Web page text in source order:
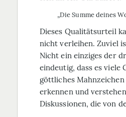
„Die Summe deines
Dieses Qualitätsurteil
nicht verleihen. Zuviel
Nicht ein einziges der
eindeutig, dass es viele
göttliches
erkennen und
Diskussionen, die von